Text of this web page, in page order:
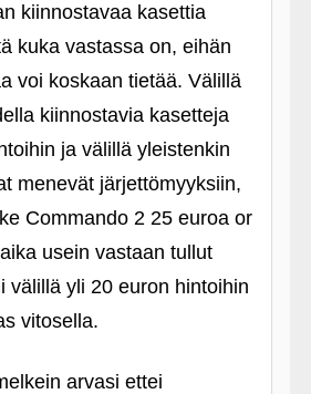
kiinnostavaa kasettia
kuka vastassa on, eihän
voi koskaan tietää. Välillä
kiinnostavia kasetteja
ja välillä yleistenkin
menevät järjettömyyksiin,
Commando 2 25 euroa or
usein vastaan tullut
välillä yli 20 euron hintoihin
vitosella.
arvasi ettei